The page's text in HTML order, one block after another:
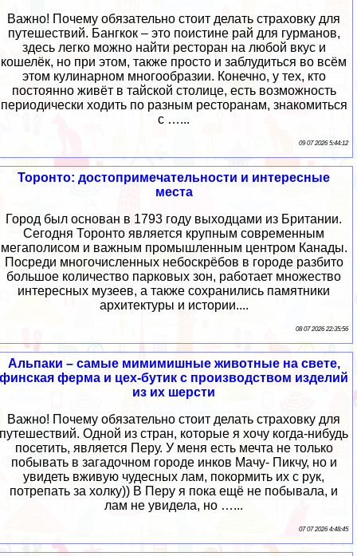
Важно! Почему обязательно стоит делать страховку для
путешествий. Бангкок – это поистине рай для гурманов,
здесь легко можно найти ресторан на любой вкус и
кошелёк, но при этом, также просто и заблудиться во всём
этом кулинарном многообразии. Конечно, у тех, кто
постоянно живёт в тайской столице, есть возможность
периодически ходить по разным ресторанам, знакомиться
с …...
09 07 2026 5:44:12
Торонто: достопримечательности и интересные
места
Город был основан в 1793 году выходцами из Британии.
Сегодня Торонто является крупным современным
мегаполисом и важным промышленным центром Канады.
Посреди многочисленных небоскрёбов в городе разбито
большое количество парковых зон, работает множество
интересных музеев, а также сохранились памятники
архитектуры и истории....
08 07 2026 22:35:56
Альпаки – самые мимимишные животные на свете,
финская ферма и цех-бутик с производством изделий
из их шерсти
Важно! Почему обязательно стоит делать страховку для
путешествий. Одной из стран, которые я хочу когда-нибудь
посетить, является Перу. У меня есть мечта не только
побывать в загадочном городе инков Мачу- Пикчу, но и
увидеть вживую чудесных лам, покормить их с рук,
потрепать за холку)) В Перу я пока ещё не побывала, и
лам не увидела, но …...
07 07 2026 4:48:45